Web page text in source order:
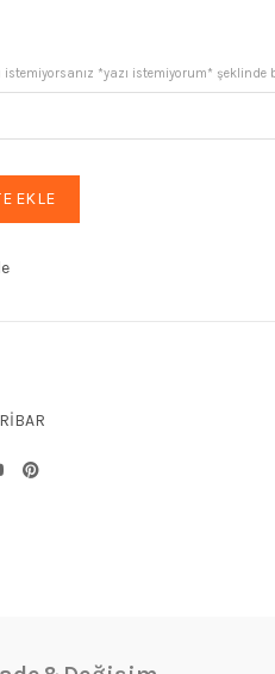
fiyat:
istemiyorsanız *yazı istemiyorum*
EKLE